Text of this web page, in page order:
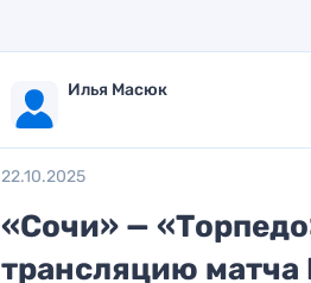
Илья Масюк
22.10.2025
«Сочи» —
трансляцию матча